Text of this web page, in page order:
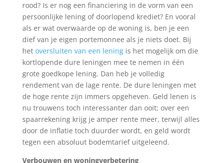
rood? Is er nog een financiering in de vorm van een
persoonlijke lening of doorlopend krediet? En vooral
als er wat overwaarde op de woning is, ben je een
dief van je eigen portemonnee als je niets doet. Bij
het oversluiten van een leningis het mogelijk om die
kortlopende dure leningen mee te nemen in één
grote goedkope lening. Dan heb je volledig
rendement van de lage rente. De dure leningen met
de hoge rente zijn immers opgeheven. Geld lenen is
nu trouwens toch interessanter dan ooit; over een
spaarrekening krijg je amper rente meer, terwijl alles
door de inflatie toch duurder wordt, en geld wordt
tegen een absoluut bodemtarief uitgeleend.
Verbouwen en woningverbetering